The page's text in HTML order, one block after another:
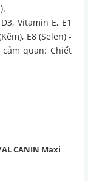
Vitamin E, E1
E8 (Selen) -
quan: Chiết
CANIN Maxi